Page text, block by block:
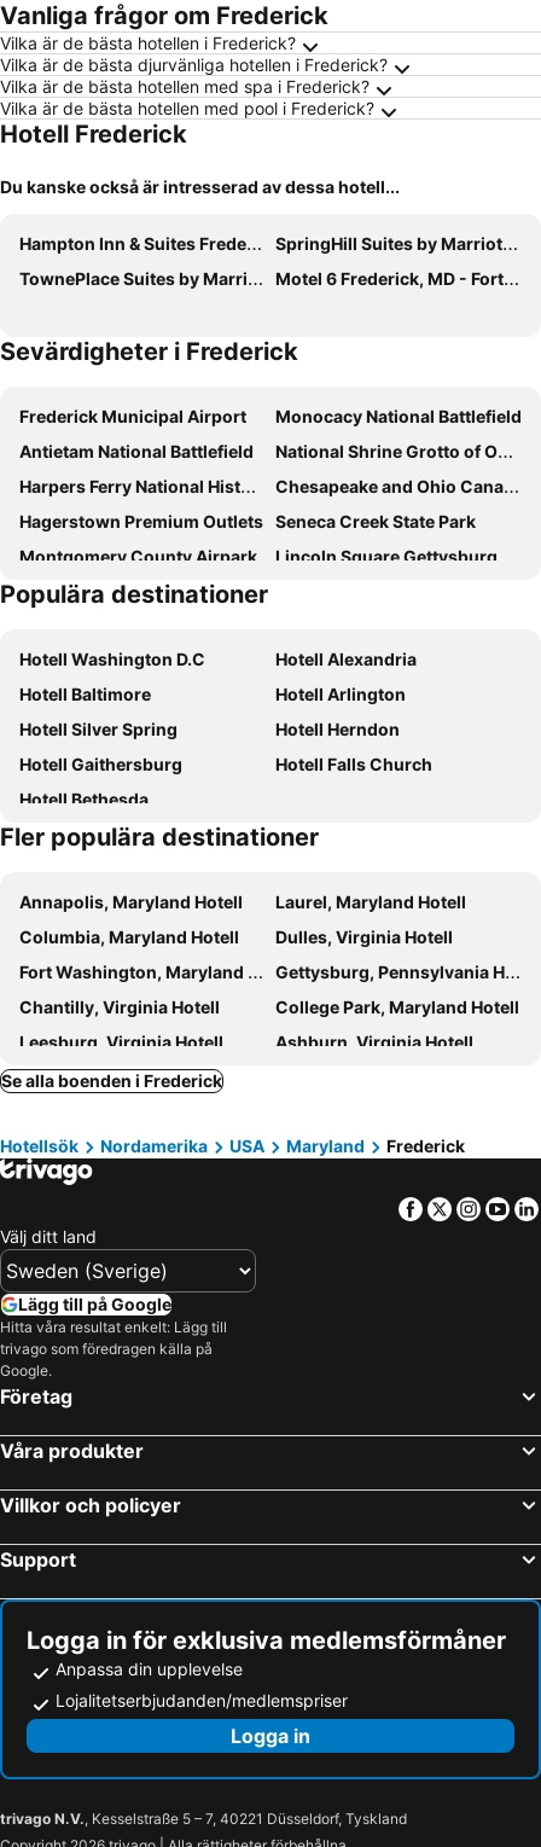
Vanliga frågor om Frederick
Vilka är de bästa hotellen i Frederick?
Vilka är de bästa djurvänliga hotellen i Frederick?
Vilka är de bästa hotellen med spa i Frederick?
Vilka är de bästa hotellen med pool i Frederick?
Hotell Frederick
Du kanske också är intresserad av dessa hotell...
Hampton Inn & Suites Frederick-Fort Detrick
SpringHill Suites by Marriott Frederick
TownePlace Suites by Marriott Frederick
Motel 6 Frederick, MD - Fort Detrick
Sevärdigheter i Frederick
Frederick Municipal Airport
Monocacy National Battlefield
Antietam National Battlefield
National Shrine Grotto of Our Lady of Lourdes
Harpers Ferry National Historical Park
Chesapeake and Ohio Canal National Historical Park
Hagerstown Premium Outlets Seneca Creek State Park
Montgomery County Airpark
Lincoln Square Gettysburg
Hagerstown Regional Airport
Populära destinationer
Hotell Washington D.C
Hotell Alexandria
Hotell Baltimore
Hotell Arlington
Hotell Silver Spring
Hotell Herndon
Hotell Gaithersburg
Hotell Falls Church
Hotell Bethesda
Fler populära destinationer
Annapolis, Maryland Hotell
Laurel, Maryland Hotell
Columbia, Maryland Hotell
Dulles, Virginia Hotell
Fort Washington, Maryland Hotell
Gettysburg, Pennsylvania Hotell
Chantilly, Virginia Hotell
College Park, Maryland Hotell
Leesburg, Virginia Hotell
Ashburn, Virginia Hotell
Sterling, Virginia Hotell
Vienna, Virginia Hotell
Jessup, Maryland Hotell
Hagerstown, Maryland Hotell
Bowie, Maryland Hotell
Washington D.C, Washington D.C Hotell
Baltimore, Maryland Hotell
Silver Spring, Maryland Hotell
Gaithersburg, Maryland Hotell
Bethesda, Maryland Hotell
Orlando, Florida Hotell
Los Angeles, Kalifornien Hotell
San Francisco, Kalifornien Hotell
Se alla boenden i Frederick
Hotellsök Nordamerika USA Maryland Frederick
Facebook
Twitter
Välj ditt land
Lägg till på Google
Hitta våra resultat enkelt: Lägg till
trivago som föredragen källa på
Google.
Företag
Våra produkter
Villkor och policyer
Support
Logga in för exklusiva medlemsförmåner
Anpassa din upplevelse
Lojalitetserbjudanden/medlemspriser
Logga in
trivago N.V., Kesselstraße 5 – 7, 40221 Düsseldorf, Tyskland